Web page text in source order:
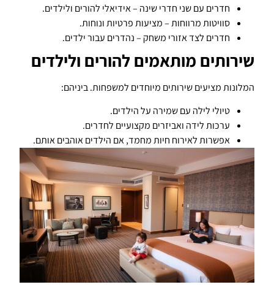
חדרים עם שני חדרי שינה – אידיאלי להורים ולילדים.
סוויטות מרווחות – מציעות פרטיות ונוחות.
חדרים לצד אזורי משחק – נהדרים עבור ילדים.
שירותים מותאמים להורים ולילדים
המלונות מציעים שירותים מיוחדים למשפחות. ביניהם:
טיולי לילה עם שמירה על הילדים.
ערכות לידה ואביזרים מקצועיים לחדרים.
אפשרות לאירוח חיות מחמד, אם הילדים אוהבים אותם.